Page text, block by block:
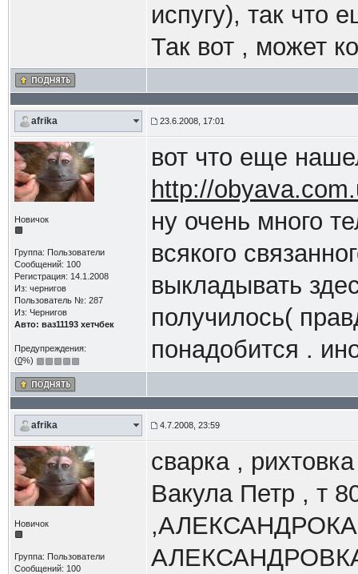
испугу), так что
Так вот , может
afrika 23.6.2008, 17:01
Новичок
Группа: Пользователи
Сообщений: 100
Регистрация: 14.1.2008
Из: чернигов
Пользователь №: 287
Из: Чернигов
Авто: ваз11193 хетчбек
Предупреждения:
(0%)
вот что еще
http://
ну очень много
всякого
выкладывать
получилось(
понадобится .
afrika 4.7.2008, 23:59
Новичок
Группа: Пользователи
Сообщений: 100
сварка ,
Вакула Петр , т